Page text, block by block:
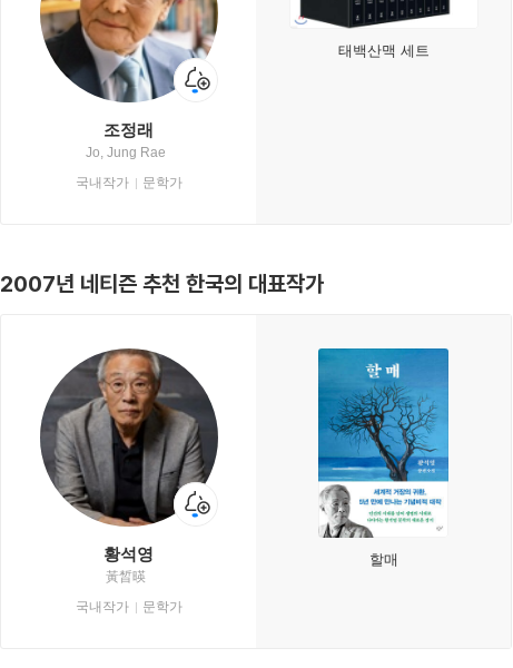
조정래
Jo, Jung Rae
국내작가
문학가
태백산맥 세트
2007년 네티즌 추천 한국의 대표작가
황석영
黃晳暎
국내작가
문학가
할매